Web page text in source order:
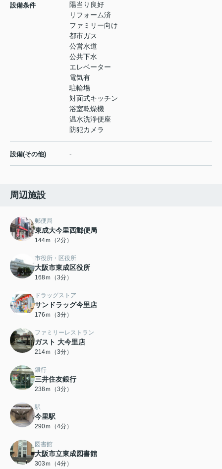
設備条件
陽当り良好
リフォーム済
ファミリー向け
都市ガス
公営水道
公共下水
エレベーター
電気有
駐輪場
対面式キッチン
浴室乾燥機
温水洗浄便座
防犯カメラ
設備(その他) -
周辺施設
郵便局
東成大今里西郵便局
144ｍ（2分）
市役所・区役所
大阪市東成区役所
168ｍ（3分）
ドラッグストア
サンドラッグ今里店
176ｍ（3分）
ファミリーレストラン
ガスト 大今里店
214ｍ（3分）
銀行
三井住友銀行
238ｍ（3分）
駅
今里駅
290ｍ（4分）
図書館
大阪市立東成図書館
303ｍ（4分）